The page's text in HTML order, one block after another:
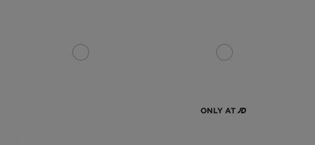
ONLY AT